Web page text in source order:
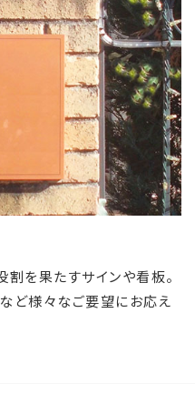
割を果たすサインや看板。
ど様々なご要望にお応え